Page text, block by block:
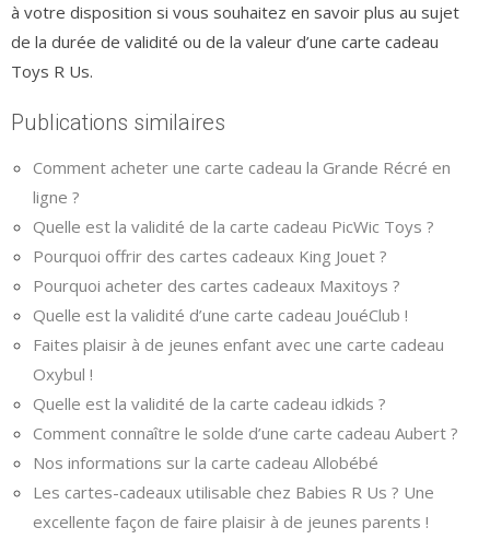
à votre disposition si vous souhaitez en savoir plus au sujet
de la durée de validité ou de la valeur d’une carte cadeau
Toys R Us.
Publications similaires
Comment acheter une carte cadeau la Grande Récré en
ligne ?
Quelle est la validité de la carte cadeau PicWic Toys ?
Pourquoi offrir des cartes cadeaux King Jouet ?
Pourquoi acheter des cartes cadeaux Maxitoys ?
Quelle est la validité d’une carte cadeau JouéClub !
Faites plaisir à de jeunes enfant avec une carte cadeau
Oxybul !
Quelle est la validité de la carte cadeau idkids ?
Comment connaître le solde d’une carte cadeau Aubert ?
Nos informations sur la carte cadeau Allobébé
Les cartes-cadeaux utilisable chez Babies R Us ? Une
excellente façon de faire plaisir à de jeunes parents !